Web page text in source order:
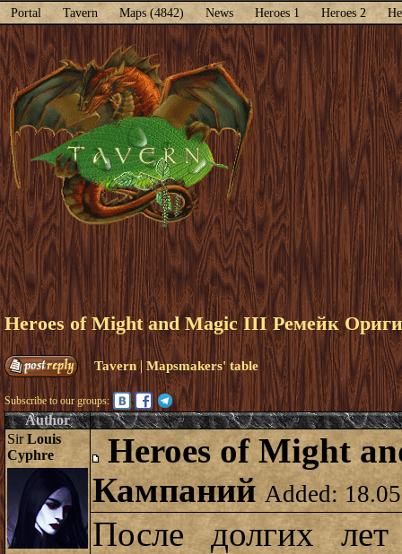
Portal Tavern Maps (4842) News Heroes 1 Heroes 2
Heroes of Might and Magic III Ремейк
Tavern| Mapsmakers' table
Subscribe to our groups:
Author
SirLouis
Cyphre
Heroes of Might
Кампаний Added:
После долгих